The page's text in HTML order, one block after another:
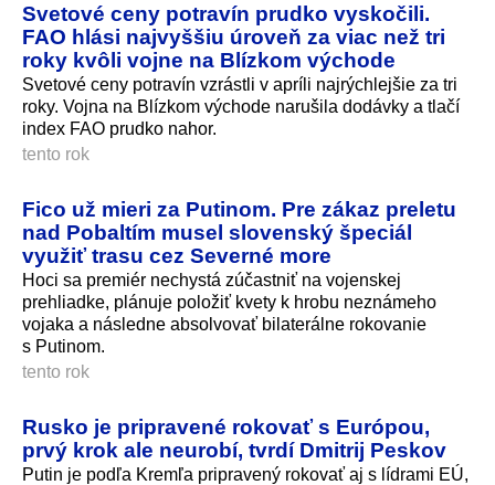
Svetové ceny potravín prudko vyskočili.
FAO hlási najvyššiu úroveň za viac než tri
roky kvôli vojne na Blízkom východe
Svetové ceny potravín vzrástli v apríli najrýchlejšie za tri
roky. Vojna na Blízkom východe narušila dodávky a tlačí
index FAO prudko nahor.
tento rok
Fico už mieri za Putinom. Pre zákaz preletu
nad Pobaltím musel slovenský špeciál
využiť trasu cez Severné more
Hoci sa premiér nechystá zúčastniť na vojenskej
prehliadke, plánuje položiť kvety k hrobu neznámeho
vojaka a následne absolvovať bilaterálne rokovanie
s Putinom.
tento rok
Rusko je pripravené rokovať s Európou,
prvý krok ale neurobí, tvrdí Dmitrij Peskov
Putin je podľa Kremľa pripravený rokovať aj s lídrami EÚ,